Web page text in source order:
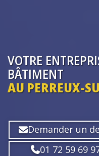
VOTRE
BÂTIMENT
AU PERREUX-
Demander un
01 72 59 69